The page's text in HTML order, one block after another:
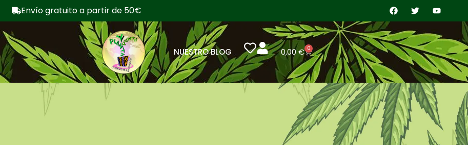
Envío gratuito a partir de 50€
NUESTRO BLOG 0,00€ 0